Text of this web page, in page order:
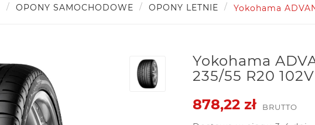
OPONY SAMOCHODOWE OPONY LETNIE Yokohama
Yokohama
235/55 R20 102V
878,22 zł
BRUTTO